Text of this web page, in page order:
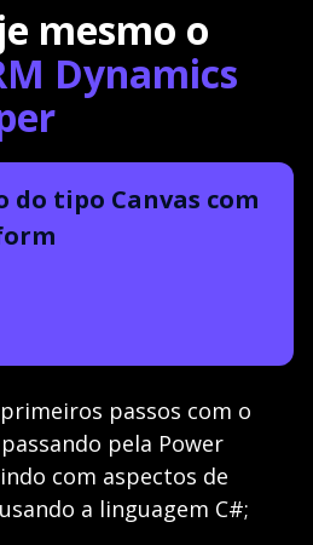
mesmo o
Dynamics
do tipo Canvas com
passos com o
pela Power
com aspectos de
a linguagem C#;